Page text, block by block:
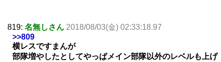
819: 名無しさん 2018/08/03(金) 02:33:18.97
>>809
横レスですまんが
部隊増やしたとしてやっぱメイン部隊以外のレベルも上げ